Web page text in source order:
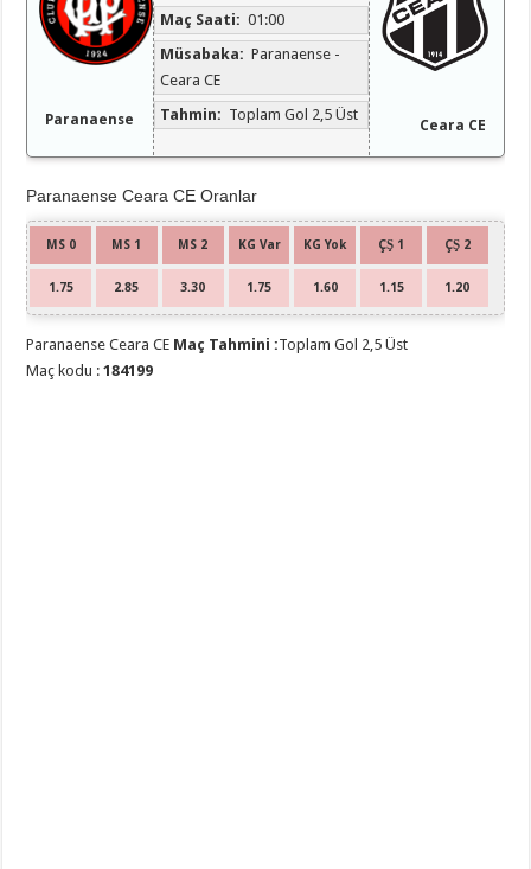
Paranaense
Maç Saati: 01:00
Müsabaka: Paranaense -
Ceara CE
Tahmin: Toplam Gol 2,5 Üst
Ceara CE
Paranaense Ceara CE Oranlar
MS 0 MS 1 MS 2 KG Var KG Yok ÇŞ 1 ÇŞ 2
1.75 2.85 3.30 1.75 1.60 1.15 1.20
Paranaense Ceara CE Maç Tahmini :Toplam Gol 2,5 Üst
Maç kodu :184199